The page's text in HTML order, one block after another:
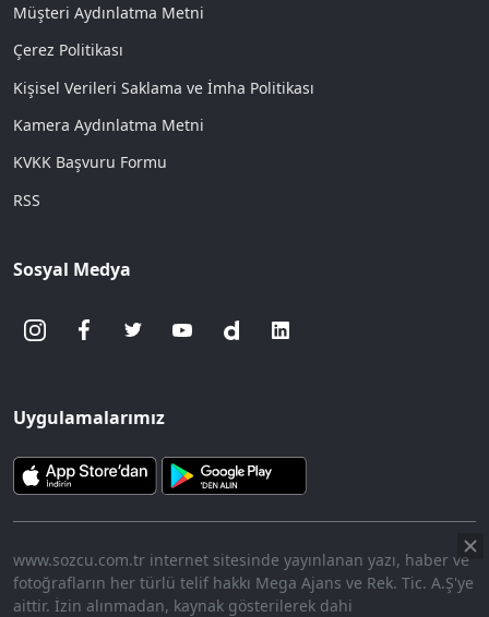
Müşteri Aydınlatma Metni
Çerez Politikası
Kişisel Verileri Saklama ve İmha Politikası
Kamera Aydınlatma Metni
KVKK Başvuru Formu
RSS
Sosyal Medya
Uygulamalarımız
www.sozcu.com.tr internet sitesinde yayınlanan yazı, haber ve
fotoğrafların her türlü telif hakkı Mega Ajans ve Rek. Tic. A.Ş'ye
aittir. İzin alınmadan, kaynak gösterilerek dahi